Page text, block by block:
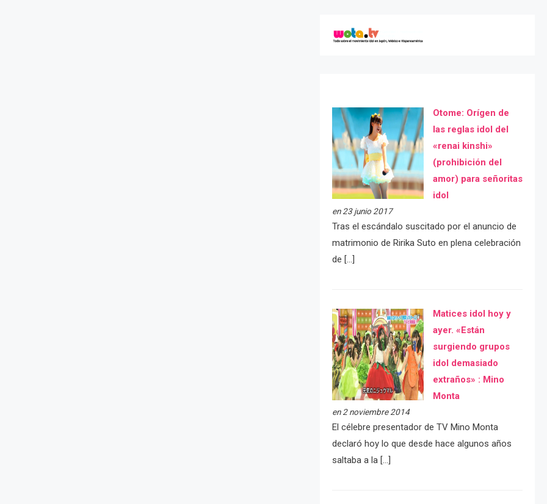
Otome: Orígen de
las reglas idol del
«renai kinshi»
(prohibición del
amor) para señoritas
idol
en 23 junio 2017
Tras el escándalo suscitado por el anuncio de
matrimonio de Ririka Suto en plena celebración
de […]
Matices idol hoy y
ayer. «Están
surgiendo grupos
idol demasiado
extraños» : Mino
Monta
en 2 noviembre 2014
El célebre presentador de TV Mino Monta
declaró hoy lo que desde hace algunos años
saltaba a la […]